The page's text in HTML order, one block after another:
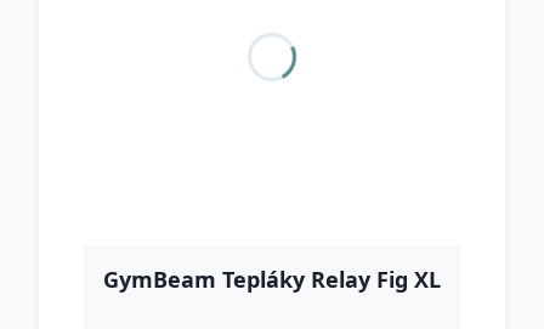
GymBeam Tepláky Relay Fig XL